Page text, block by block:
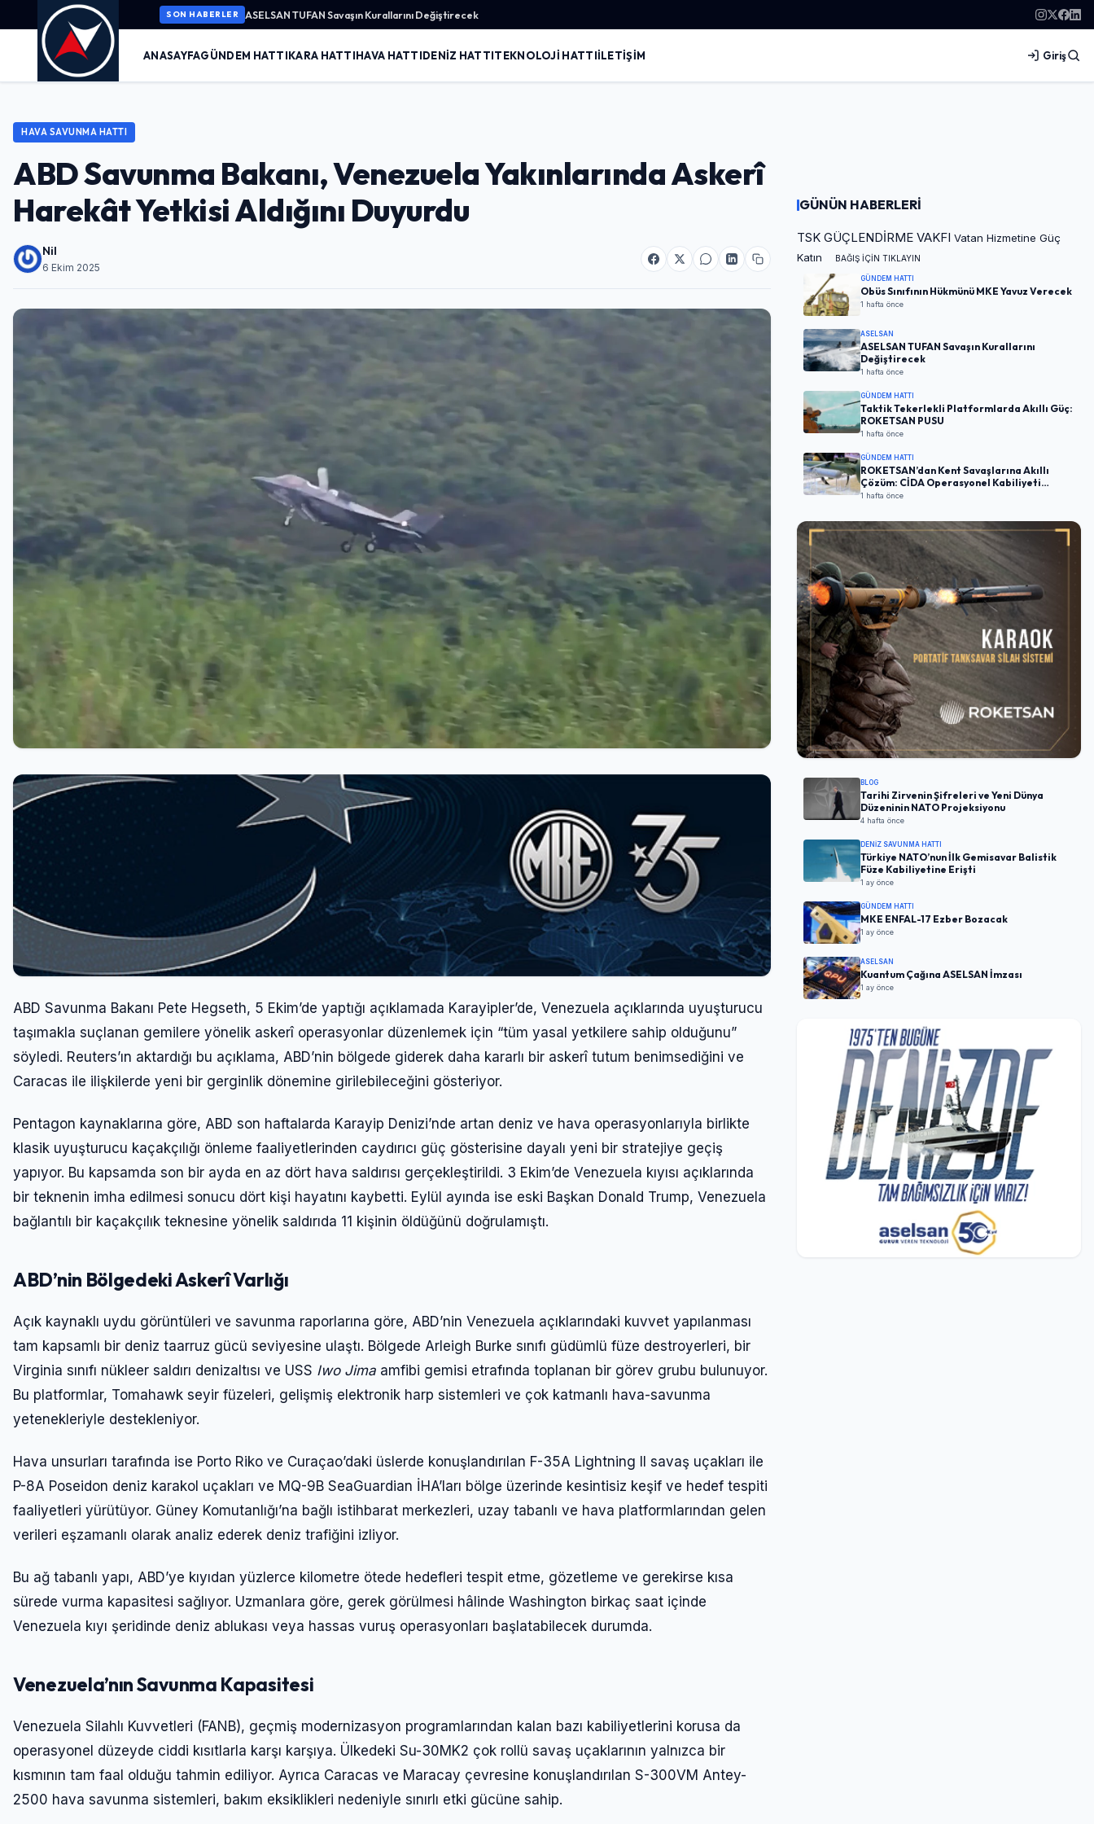
SON HABERLER ASELSAN TUFAN Savaşın Kurallarını Değiştirecek
ANASAYFAGÜNDEM HATTIKARA HATTIHAVA HATTIDENIZ HATTITEKNOLOJI HATTIİLETIŞIM Giriş
HAVA SAVUNMA HATTI
ABD Savunma Bakanı, Venezuela Yakınlarında Askerî
Harekât Yetkisi Aldığını Duyurdu
Nil
6 Ekim 2025
ABD Savunma Bakanı Pete Hegseth, 5 Ekim’de yaptığı açıklamada Karayipler’de, Venezuela açıklarında uyuşturucu
taşımakla suçlanan gemilere yönelik askerî operasyonlar düzenlemek için “tüm yasal yetkilere sahip olduğunu”
söyledi. Reuters’ın aktardığı bu açıklama, ABD’nin bölgede giderek daha kararlı bir askerî tutum benimsediğini ve
Caracas ile ilişkilerde yeni bir gerginlik dönemine girilebileceğini gösteriyor.
Pentagon kaynaklarına göre, ABD son haftalarda Karayip Denizi’nde artan deniz ve hava operasyonlarıyla birlikte
klasik uyuşturucu kaçakçılığı önleme faaliyetlerinden caydırıcı güç gösterisine dayalı yeni bir stratejiye geçiş
yapıyor. Bu kapsamda son bir ayda en az dört hava saldırısı gerçekleştirildi. 3 Ekim’de Venezuela kıyısı açıklarında
bir teknenin imha edilmesi sonucu dört kişi hayatını kaybetti. Eylül ayında ise eski Başkan Donald Trump, Venezuela
bağlantılı bir kaçakçılık teknesine yönelik saldırıda 11 kişinin öldüğünü doğrulamıştı.
ABD’nin Bölgedeki Askerî Varlığı
Açık kaynaklı uydu görüntüleri ve savunma raporlarına göre, ABD’nin Venezuela açıklarındaki kuvvet yapılanması
tam kapsamlı bir deniz taarruz gücü seviyesine ulaştı. Bölgede Arleigh Burke sınıfı güdümlü füze destroyerleri, bir
Virginia sınıfı nükleer saldırı denizaltısı ve USS Iwo Jima amfibi gemisi etrafında toplanan bir görev grubu bulunuyor.
Bu platformlar, Tomahawk seyir füzeleri, gelişmiş elektronik harp sistemleri ve çok katmanlı hava-savunma
yetenekleriyle destekleniyor.
Hava unsurları tarafında ise Porto Riko ve Curaçao’daki üslerde konuşlandırılan F-35A Lightning II savaş uçakları ile
P-8A Poseidon deniz karakol uçakları ve MQ-9B SeaGuardian İHA’ları bölge üzerinde kesintisiz keşif ve hedef tespiti
faaliyetleri yürütüyor. Güney Komutanlığı’na bağlı istihbarat merkezleri, uzay tabanlı ve hava platformlarından gelen
verileri eşzamanlı olarak analiz ederek deniz trafiğini izliyor.
Bu ağ tabanlı yapı, ABD’ye kıyıdan yüzlerce kilometre ötede hedefleri tespit etme, gözetleme ve gerekirse kısa
sürede vurma kapasitesi sağlıyor. Uzmanlara göre, gerek görülmesi hâlinde Washington birkaç saat içinde
Venezuela kıyı şeridinde deniz ablukası veya hassas vuruş operasyonları başlatabilecek durumda.
Venezuela’nın Savunma Kapasitesi
Venezuela Silahlı Kuvvetleri (FANB), geçmiş modernizasyon programlarından kalan bazı kabiliyetlerini korusa da
operasyonel düzeyde ciddi kısıtlarla karşı karşıya. Ülkedeki Su-30MK2 çok rollü savaş uçaklarının yalnızca bir
kısmının tam faal olduğu tahmin ediliyor. Ayrıca Caracas ve Maracay çevresine konuşlandırılan S-300VM Antey-
2500 hava savunma sistemleri, bakım eksiklikleri nedeniyle sınırlı etki gücüne sahip.
GÜNÜN HABERLERİ
TSK GÜÇLENDİRME VAKFI Vatan Hizmetine Güç
Katın
BAĞIŞ İÇİN TIKLAYIN
GÜNDEM HATTI
Obüs Sınıfının Hükmünü MKE Yavuz Verecek
1 hafta önce
ASELSAN
ASELSAN TUFAN Savaşın Kurallarını
Değiştirecek
1 hafta önce
GÜNDEM HATTI
Taktik Tekerlekli Platformlarda Akıllı Güç:
ROKETSAN PUSU
1 hafta önce
GÜNDEM HATTI
ROKETSAN’dan Kent Savaşlarına Akıllı
Çözüm: CİDA Operasyonel Kabiliyeti
Artırıyor
1 hafta önce
BLOG
Tarihi Zirvenin Şifreleri ve Yeni Dünya
Düzeninin NATO Projeksiyonu
4 hafta önce
DENIZ SAVUNMA HATTI
Türkiye NATO’nun İlk Gemisavar Balistik
Füze Kabiliyetine Erişti
1 ay önce
GÜNDEM HATTI
MKE ENFAL-17 Ezber Bozacak
1 ay önce
ASELSAN
Kuantum Çağına ASELSAN İmzası
1 ay önce
Giriş Yap
Şifre